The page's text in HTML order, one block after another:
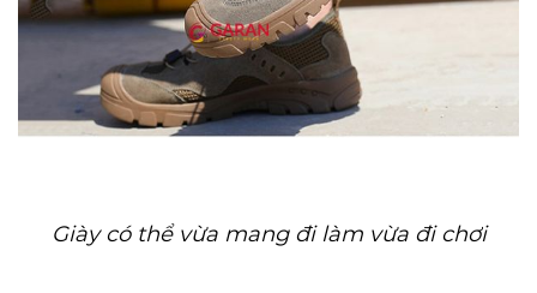
Giày có thể vừa mang đi làm vừa đi chơi